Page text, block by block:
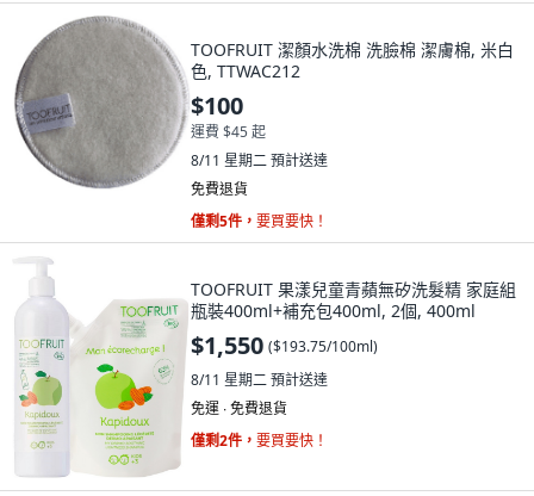
TOOFRUIT 潔顏水洗棉 洗臉棉 潔膚棉, 米白
色, TTWAC212
$100
運費 $45 起
8/11 星期二預計送達
免費退貨
僅剩5件， 要買要快！
TOOFRUIT 果漾兒童青蘋無矽洗髮精 家庭組
瓶裝400ml+補充包400ml, 2個, 400ml
$1,550 ($193.75/100ml)
8/11 星期二預計送達
免運 ∙ 免費退貨
僅剩2件， 要買要快！